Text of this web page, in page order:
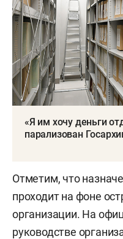
«Я им хочу деньги
парализован
Отметим, что
проходит на фоне
организации. На
руководстве